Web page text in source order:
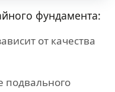
фундамента:
от качества
подвального